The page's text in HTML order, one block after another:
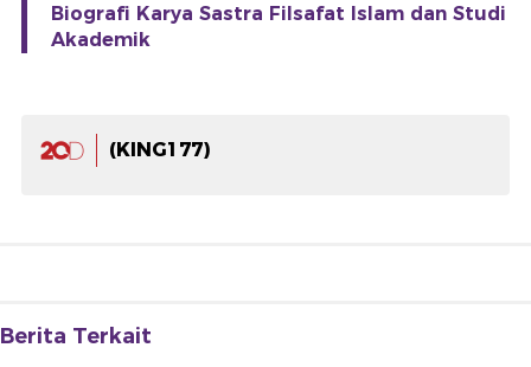
Biografi Karya Sastra Filsafat Islam dan Studi
Akademik
(KING177)
Berita Terkait